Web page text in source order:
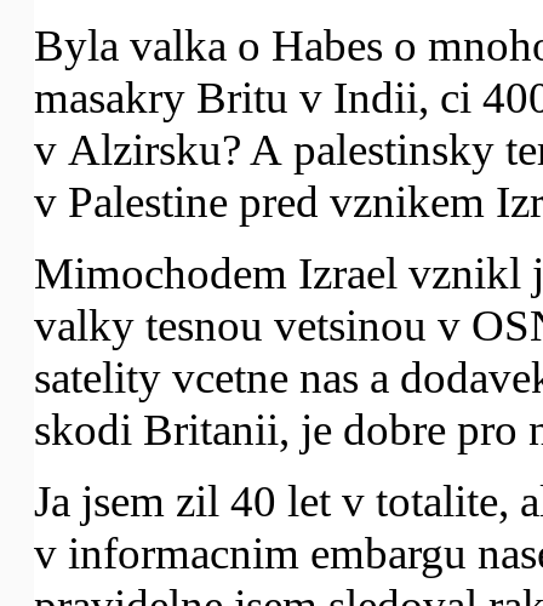
Byla valka o Habes o
masakry Britu v Indii, ci
v Alzirsku? A palestinsky
v Palestine pred vznikem
Mimochodem Izrael vznikl
valky tesnou vetsinou v
satelity vcetne nas a
skodi Britanii, je dobre pro
Ja jsem zil 40 let v totalite,
v informacnim embargu